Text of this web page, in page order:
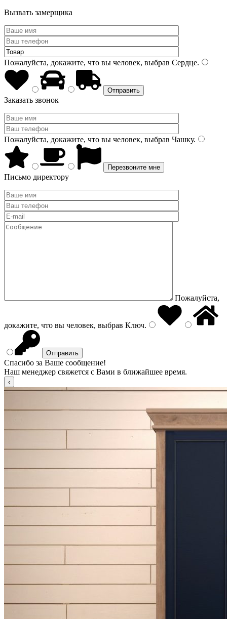
Вызвать замерщика
Пожалуйста, докажите, что вы человек, выбрав Сердце.
Заказать звонок
Пожалуйста, докажите, что вы человек, выбрав Чашку.
Письмо директору
Пожалуйста,
докажите, что вы человек, выбрав Ключ.
Спасибо за Ваше сообщение!
Наш менеджер свяжется с Вами в ближайшее время.